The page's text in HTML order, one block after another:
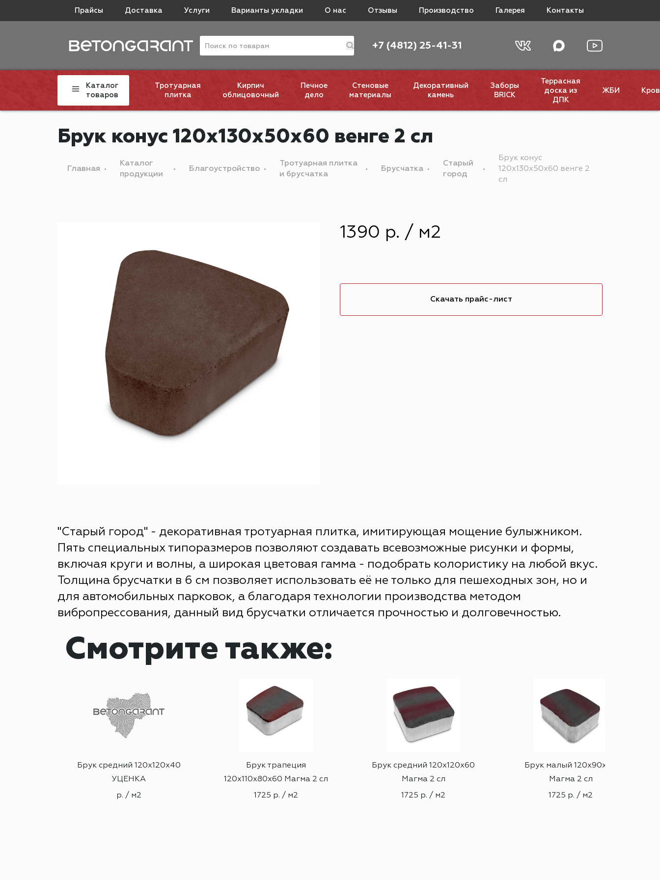
Прайсы Доставка Услуги Варианты укладки О нас Отзывы Производство Галерея Контакты
+7 (4812) 25-41-31
Каталог
товаров
Тротуарная
плитка
Кирпич
облицовочный
Печное
дело
Стеновые
материалы
Декоративный
камень
Заборы
BRICK
Террасная
доска из
ДПК
ЖБИ
Брук конус 120х130х50х60 венге 2 сл
Главная
Каталог
продукции
Благоустройство
Тротуарная плитка
и брусчатка
Брусчатка
Старый
город
Брук конус
120х130х50х60 венге 2
сл
1390 р. / м2
Скачать прайс-лист
"Старый город" - декоративная тротуарная плитка, имитирующая мощение булыжником.
Пять специальных типоразмеров позволяют создавать всевозможные рисунки и формы,
включая круги и волны, а широкая цветовая гамма - подобрать колористику на любой вкус.
Толщина брусчатки в 6 см позволяет использовать её не только для пешеходных зон, но и
для автомобильных парковок, а благодаря технологии производства методом
вибропрессования, данный вид брусчатки отличается прочностью и долговечностью.
Смотрите также:
Брук средний 120х120х40
УЦЕНКА
р. / м2
Брук трапеция
120х110х80х60 Магма 2 сл
1725 р. / м2
Брук средний 120х120х60
Магма 2 сл
1725 р. / м2
Брук малый 120х90х60
Магма 2 сл
1725 р. / м2